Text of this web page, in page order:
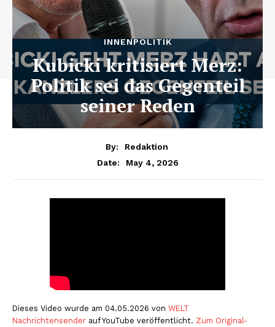
INNENPOLITIK
Kubicki kritisiert Merz:
Politik sei das Gegenteil
seiner Reden
By:
Redaktion
Date:
May 4, 2026
Dieses Video wurde am 04.05.2026 von WELT
Nachrichtensender auf YouTube veröffentlicht. Zum Original-